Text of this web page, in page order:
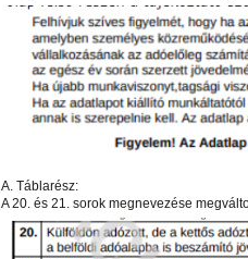
A. Táblarész:
A 20. és 21. sorok megnevezése